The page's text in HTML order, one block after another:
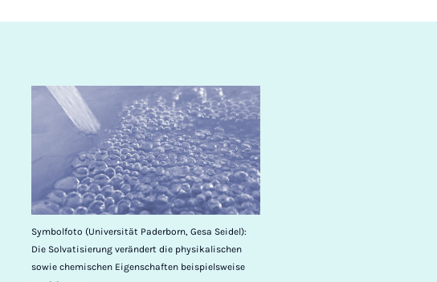
Symbolfoto (Universität Paderborn, Gesa Seidel):
Die Solvatisierung verändert die physikalischen
sowie chemischen Eigenschaften beispielsweise